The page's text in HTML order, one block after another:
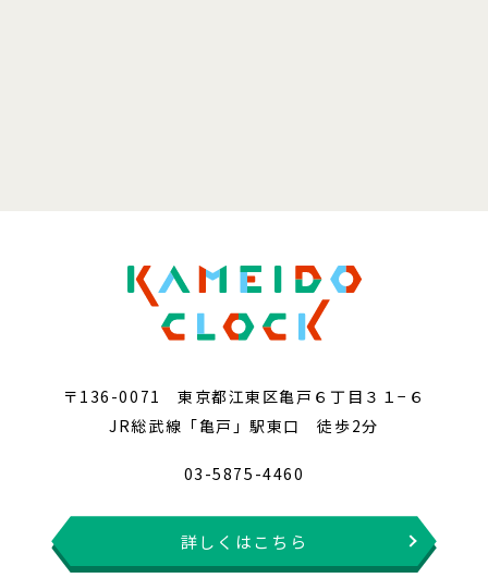
〒136-0071 東京都江東区亀戸６丁目３１−６
JR総武線「亀戸」駅東口 徒歩2分
03-5875-4460
詳しくはこちら